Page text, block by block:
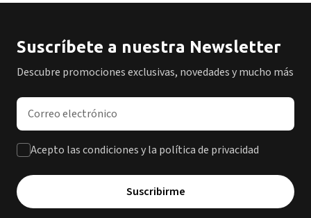
Suscríbete a nuestra Newsletter
Descubre promociones exclusivas, novedades y mucho más
Dirección de correo electrónico
Acepto las condiciones y la política de privacidad
Suscribirme